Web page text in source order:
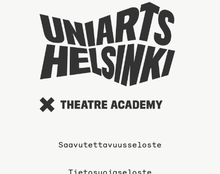
Saavutettavuusseloste
Tietosuojaseloste